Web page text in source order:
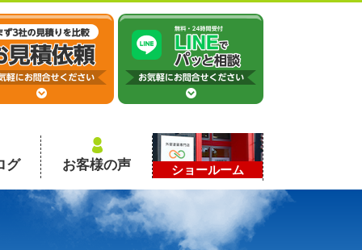
グ お客様の声 ショールーム